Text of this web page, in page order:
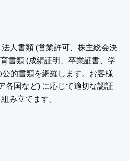
人書類 (営業許可、株主総会決
書類 (成績証明、卒業証書、学
的書類を網羅します。お客様
各国など) に応じて適切な認証
み立てます。